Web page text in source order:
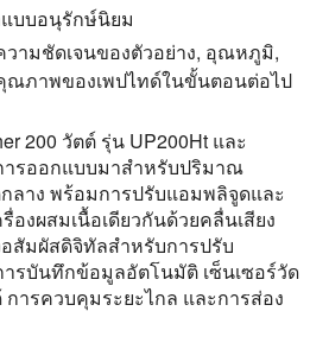
บบอนุรักษ์นิยม
ามชัดเจนของตัวอย่าง, อุณหภูมิ,
ณภาพของเพปไทด์ในขั้นตอนต่อไป
200 วัตต์ รุ่น UP200Ht และ
ารออกแบบมาสำหรับปริมาณ
ลาง พร้อมการปรับแอมพลิจูดและ
องผสมเนื้อเดียวกันด้วยคลื่นเสียง
สัมผัสดิจิทัลสำหรับการปรับ
รบันทึกข้อมูลอัตโนมัติ เซ็นเซอร์วัด
ารควบคุมระยะไกล และการส่อง